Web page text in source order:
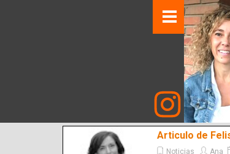
Articulo de
Noticias Ana